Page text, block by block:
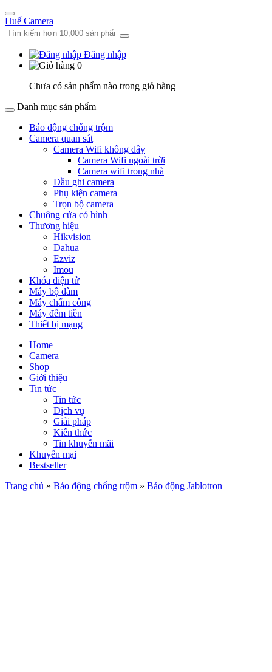
Huế Camera
Đăng nhập
0
Chưa có sản phẩm nào trong giỏ hàng
Danh mục sản phẩm
Báo động chống trộm
Camera quan sát
Camera Wifi không dây
Camera Wifi ngoài trời
Camera wifi trong nhà
Đầu ghi camera
Phụ kiện camera
Trọn bộ camera
Chuông cửa có hình
Thương hiệu
Hikvision
Dahua
Ezviz
Imou
Khóa điện tử
Máy bộ đàm
Máy chấm công
Máy đếm tiền
Thiết bị mạng
Home
Camera
Shop
Giới thiệu
Tin tức
Tin tức
Dịch vụ
Giải pháp
Kiến thức
Tin khuyến mãi
Khuyến mại
Bestseller
Trang chủ » Báo động chống trộm » Báo động Jablotron